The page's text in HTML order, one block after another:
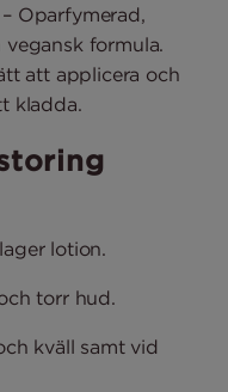
Oparfymerad,
formula.
att applicera och
kladda.
lotion.
torr hud.
kväll samt vid